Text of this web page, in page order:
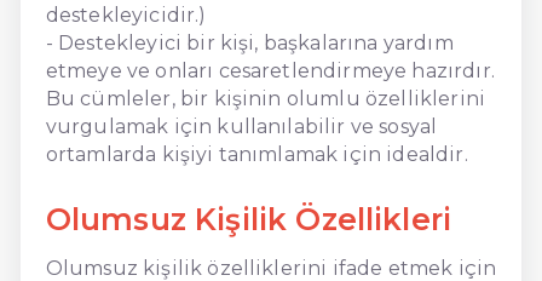
destekleyicidir.)
- Destekleyici bir kişi, başkalarına yardım
etmeye ve onları cesaretlendirmeye hazırdır.
Bu cümleler, bir kişinin olumlu özelliklerini
vurgulamak için kullanılabilir ve sosyal
ortamlarda kişiyi tanımlamak için idealdir.
Olumsuz Kişilik Özellikleri
Olumsuz kişilik özelliklerini ifade etmek için